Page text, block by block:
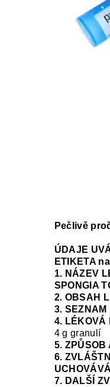
Pečlivě
ÚDAJE
ETIKETA
1. NÁZEV
SPONGIA
2. OBSAH
3. SEZNAM
4. LÉKOVÁ
4 g granulí
5. ZPŮSOB
6.
7. DALŠÍ